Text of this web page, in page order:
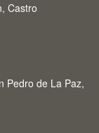
Castro
Pedro de La Paz,